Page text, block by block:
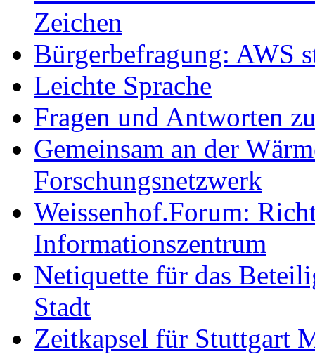
Zeichen
Bürgerbefragung: AWS
Leichte Sprache
Fragen und Antworten
Gemeinsam an der
Forschungsnetzwerk
Weissenhof.Forum:
Informationszentrum
Netiquette für das
Stadt
Zeitkapsel für Stuttgart